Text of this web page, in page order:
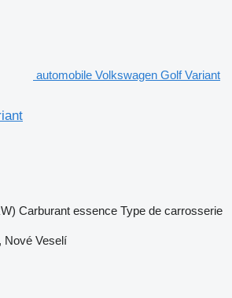
automobile Volkswagen Golf Variant
Carburant essence Type de carrosserie
Nové Veselí